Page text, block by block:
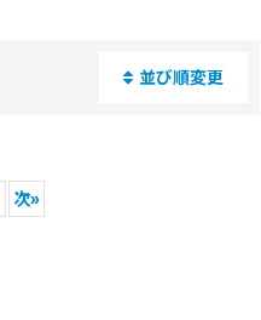
並び順変更
次»